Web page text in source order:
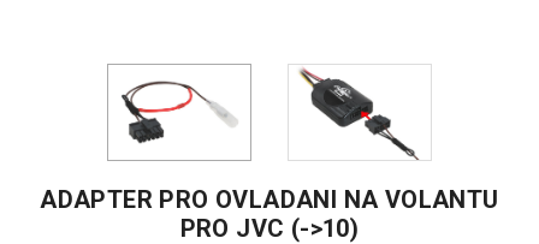
ADAPTER PRO OVLADANI NA VOLANTU
PRO JVC (->10)